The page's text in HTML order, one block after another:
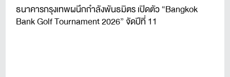
ธนาคารกรุงเทพผนึกกำลังพันธมิตร เปิดตัว “Bangkok
Bank Golf Tournament 2026” จัดปีที่ 11